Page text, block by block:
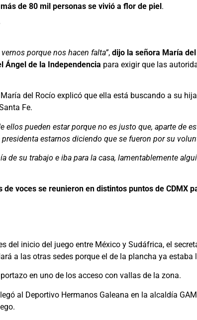
de 80 mil personas se vivió a flor de piel .
porque nos hacen falta”, dijo la señora María
Ángel de la Independencia para exigir que las
del Rocío explicó que ella está buscando a su
Fe.
ellos pueden estar porque no es justo que, aparte de
estarnos diciendo que se fueron por su
de su trabajo e iba para la casa, lamentablemente
de voces se reunieron en distintos puntos de CDMX
del inicio del juego entre México y Sudáfrica, el
a las otras sedes porque el de la plancha ya estaba
en uno de los acceso con vallas de la zona.
al Deportivo Hermanos Galeana en la alcaldía